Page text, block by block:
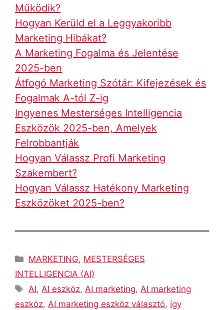
Működik?
Hogyan Kerüld el a Leggyakoribb
Marketing Hibákat?
A Marketing Fogalma és Jelentése
2025-ben
Átfogó Marketing Szótár: Kifejezések és
Fogalmak A-tól Z-ig
Ingyenes Mesterséges Intelligencia
Eszközök 2025-ben, Amelyek
Felrobbantják
Hogyan Válassz Profi Marketing
Szakembert?
Hogyan Válassz Hatékony Marketing
Eszközöket 2025-ben?
Kategória
MARKETING, MESTERSÉGES
INTELLIGENCIA (AI)
Címkék
AI,AI eszköz,AI marketing,AI marketing
eszköz, AI marketing eszköz választó, így